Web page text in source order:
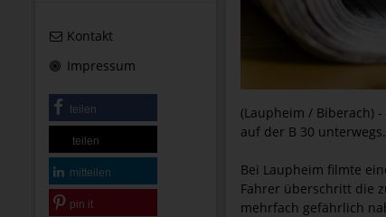
Kontakt
Impressum
teilen
teilen
mitteilen
pin it
(Laupheim / Biberach)
auf der B 30 unterwegs.
Bei Laupheim filmte
Fahrer überschritt die
mehrfach gefährlich